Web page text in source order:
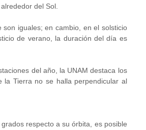
del Sol.
iguales; en cambio, en el solsticio
de verano, la duración del día es
del año, la UNAM destaca los
la Tierra no se halla perpendicular al
respecto a su órbita, es posible